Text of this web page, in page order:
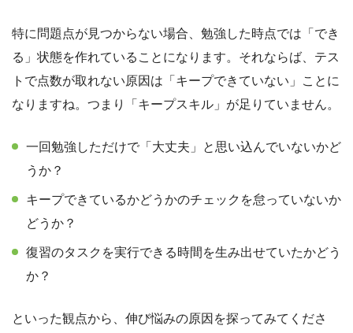
特に問題点が見つからない場合、勉強した時点では「でき
る」状態を作れていることになります。それならば、テス
トで点数が取れない原因は「キープできていない」ことに
なりますね。つまり「キープスキル」が足りていません。
一回勉強しただけで「大丈夫」と思い込んでいないかど
うか？
キープできているかどうかのチェックを怠っていないか
どうか？
復習のタスクを実行できる時間を生み出せていたかどう
か？
といった観点から、伸び悩みの原因を探ってみてくださ